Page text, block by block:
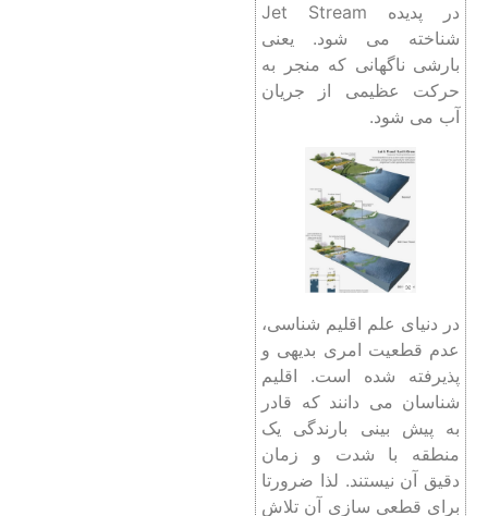
در پدیده Jet Stream
شناخته می شود. یعنی
بارشی ناگهانی که منجر به
حرکت عظیمی از جریان
آب می شود.
در دنیای علم اقلیم شناسی،
عدم قطعیت امری بدیهی و
پذیرفته شده است. اقلیم
شناسان می دانند که قادر
به پیش بینی بارندگی یک
منطقه با شدت و زمان
دقیق آن نیستند. لذا ضرورتا
برای قطعی سازی آن تلاش